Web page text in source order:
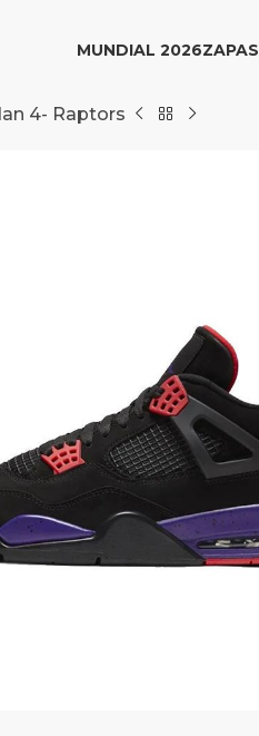
MUNDIAL 2026ZAPAS
4- Raptors